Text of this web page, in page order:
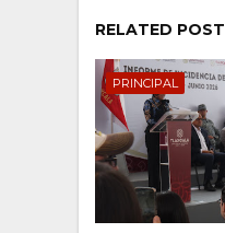
RELATED POST
PRINCIPAL